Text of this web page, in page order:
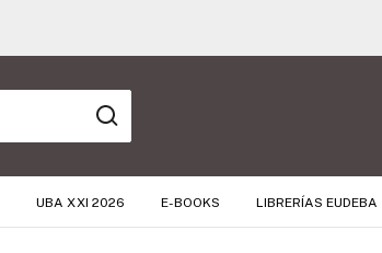
UBA XXI 2026 E-BOOKS LIBRERÍAS EUDEBA